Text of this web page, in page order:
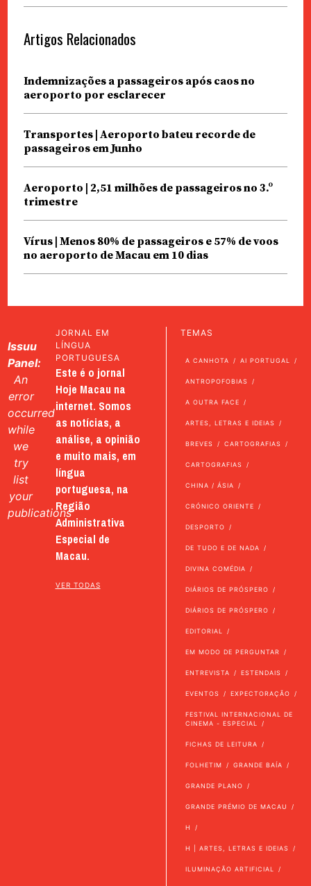
Artigos Relacionados
Indemnizações a passageiros após caos no
aeroporto por esclarecer
Transportes | Aeroporto bateu recorde de
passageiros em Junho
Aeroporto | 2,51 milhões de passageiros no 3.º
trimestre
Vírus | Menos 80% de passageiros e 57% de voos
no aeroporto de Macau em 10 dias
Issuu
Panel:
An
error
occurred
while
we
try
list
your
publications
JORNAL EM
LÍNGUA
PORTUGUESA
Este é o jornal
Hoje Macau na
internet. Somos
as notícias, a
análise, a opinião
e muito mais, em
língua
portuguesa, na
Região
Administrativa
Especial de
Macau.
VER TODAS
TEMAS
A CANHOTA AI PORTUGAL
ANTROPOFOBIAS
A OUTRA FACE
ARTES, LETRAS E IDEIAS
BREVES CARTOGRAFIAS
CARTOGRAFIAS
CHINA / ÁSIA
CRÓNICO ORIENTE
DESPORTO
DE TUDO E DE NADA
DIVINA COMÉDIA
DIÁRIOS DE PRÓSPERO
DIÁRIOS DE PRÓSPERO
EDITORIAL
EM MODO DE PERGUNTAR
ENTREVISTA ESTENDAIS
EVENTOS EXPECTORAÇÃO
FESTIVAL INTERNACIONAL DE
CINEMA - ESPECIAL
FICHAS DE LEITURA
FOLHETIM GRANDE BAÍA
GRANDE PLANO
GRANDE PRÉMIO DE MACAU
H
H | ARTES, LETRAS E IDEIAS
ILUMINAÇÃO ARTIFICIAL